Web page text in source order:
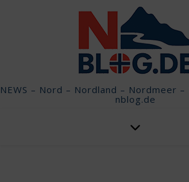
NEWS – Nord – Nordland – Nordmeer
nblog.de